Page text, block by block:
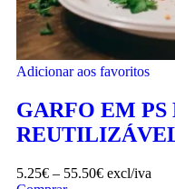
Adicionar aos favoritos
GARFO EM PS
5.25€ – 55.50€ excl/iva